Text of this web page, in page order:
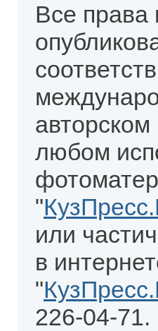
Все
любом
"
или
в
"
226-04-71.